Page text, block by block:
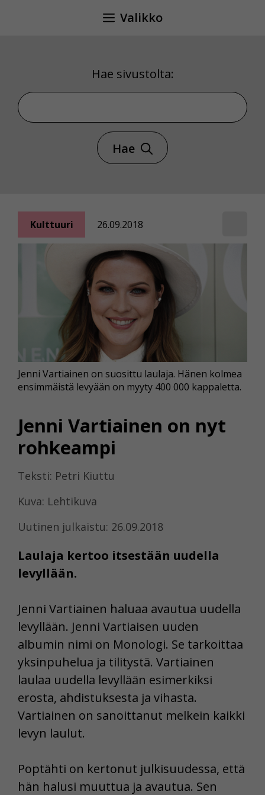
Valikko
Hae sivustolta:
Hae sivustolta
Hae
Kulttuuri 26.09.2018
Jenni Vartiainen on nyt
rohkeampi
Teksti: Petri Kiuttu
Kuva: Lehtikuva
Uutinen julkaistu: 26.09.2018
Laulaja kertoo itsestään uudella
levyllään.
Jenni Vartiainen on suosittu laulaja. Hänen kolmea
ensimmäistä levyään on myyty 400 000 kappaletta.
Jenni Vartiainen haluaa avautua uudella
levyllään. Jenni Vartiaisen uuden
albumin nimi on Monologi. Se tarkoittaa
yksinpuhelua ja tilitystä. Vartiainen
laulaa uudella levyllään esimerkiksi
erosta, ahdistuksesta ja vihasta.
Vartiainen on sanoittanut melkein kaikki
levyn laulut.
Poptähti on kertonut julkisuudessa, että
hän halusi muuttua ja avautua. Sen